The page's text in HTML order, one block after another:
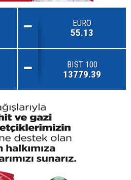
EURO
55.13
BIST 100
13779.39